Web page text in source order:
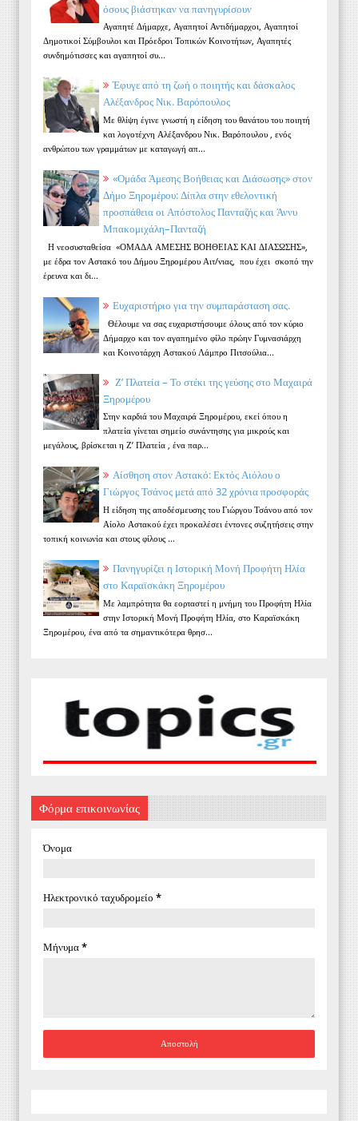
όσους βιάστηκαν να πανηγυρίσουν
Αγαπητέ Δήμαρχε, Αγαπητοί Αντιδήμαρχοι, Αγαπητοί
Δημοτικοί Σύμβουλοι και Πρόεδροι Τοπικών Κοινοτήτων, Αγαπητές
συνδημότισσες και αγαπητοί συ...
Έφυγε από τη ζωή ο ποιητής και δάσκαλος
Αλέξανδρος Νικ. Βαρόπουλος
Με θλίψη έγινε γνωστή η είδηση του θανάτου του ποιητή
και λογοτέχνη Αλέξανδρου Νικ. Βαρόπουλου , ενός
ανθρώπου των γραμμάτων με καταγωγή απ...
«Ομάδα Άμεσης Βοήθειας και Διάσωσης» στον
Δήμο Ξηρομέρου: Δίπλα στην εθελοντική
προσπάθεια οι Απόστολος Πανταζής και Άννυ
Μπακομιχάλη–Πανταζή
Η νεοσυσταθείσα «ΟΜΑΔΑ ΑΜΕΣΗΣ ΒΟΗΘΕΙΑΣ ΚΑΙ ΔΙΑΣΩΣΗΣ»,
με έδρα τον Αστακό του Δήμου Ξηρομέρου Αιτ/νιας, που έχει σκοπό την
έρευνα και δι...
Ευχαριστήριο για την συμπαράσταση σας.
Θέλουμε να σας ευχαριστήσουμε όλους από τον κύριο
Δήμαρχο και τον αγαπημένο φίλο πρώην Γυμνασιάρχη
και Κοινοτάρχη Αστακού Λάμπρο Πιτσούλια...
Ζ’ Πλατεία – Το στέκι της γεύσης στο Μαχαιρά
Ξηρομέρου
Στην καρδιά του Μαχαιρά Ξηρομέρου, εκεί όπου η
πλατεία γίνεται σημείο συνάντησης για μικρούς και
μεγάλους, βρίσκεται η Ζ’ Πλατεία , ένα παρ...
Αίσθηση στον Αστακό: Εκτός Αιόλου ο
Γιώργος Τσάνος μετά από 32 χρόνια προσφοράς
Η είδηση της αποδέσμευσης του Γιώργου Τσάνου από τον
Αίολο Αστακού έχει προκαλέσει έντονες συζητήσεις στην
τοπική κοινωνία και στους φίλους ...
Πανηγυρίζει η Ιστορική Μονή Προφήτη Ηλία
στο Καραϊσκάκη Ξηρομέρου
Με λαμπρότητα θα εορταστεί η μνήμη του Προφήτη Ηλία
στην Ιστορική Μονή Προφήτη Ηλία, στο Καραϊσκάκη
Ξηρομέρου, ένα από τα σημαντικότερα θρησ...
Φόρμα επικοινωνίας
Όνομα
Ηλεκτρονικό ταχυδρομείο *
Μήνυμα*